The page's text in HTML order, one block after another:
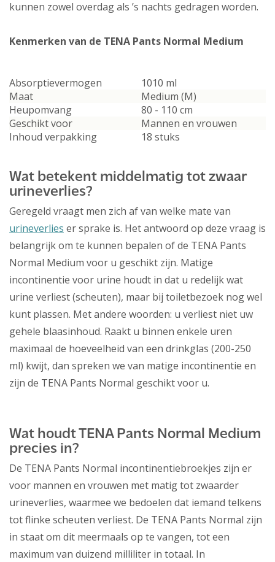
kunnen zowel overdag als ’s nachts gedragen worden.
Kenmerken van de TENA Pants Normal Medium
Absorptievermogen
1010 ml
Maat
Medium (M)
Heupomvang
80 - 110 cm
Geschikt voor
Mannen en vrouwen
Inhoud verpakking
18 stuks
Wat betekent middelmatig tot zwaar
urineverlies?
Geregeld vraagt men zich af van welke mate van
urineverlies er sprake is. Het antwoord op deze vraag is
belangrijk om te kunnen bepalen of de TENA Pants
Normal Medium voor u geschikt zijn. Matige
incontinentie voor urine houdt in dat u redelijk wat
urine verliest (scheuten), maar bij toiletbezoek nog wel
kunt plassen. Met andere woorden: u verliest niet uw
gehele blaasinhoud. Raakt u binnen enkele uren
maximaal de hoeveelheid van een drinkglas (200-250
ml) kwijt, dan spreken we van matige incontinentie en
zijn de TENA Pants Normal geschikt voor u.
Wat houdt TENA Pants Normal Medium
precies in?
De TENA Pants Normal incontinentiebroekjes zijn er
voor mannen en vrouwen met matig tot zwaarder
urineverlies, waarmee we bedoelen dat iemand telkens
tot flinke scheuten verliest. De TENA Pants Normal zijn
in staat om dit meermaals op te vangen, tot een
maximum van duizend milliliter in totaal. In